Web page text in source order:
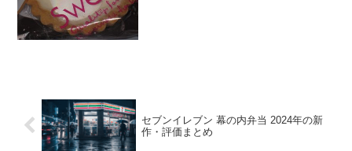
セブンイレブン 幕の内弁当 2024年の新
作・評価まとめ